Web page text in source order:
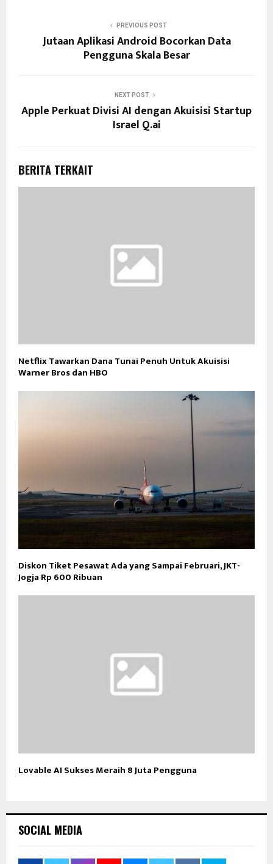
PREVIOUS POST
Jutaan Aplikasi Android Bocorkan Data
Pengguna Skala Besar
NEXT POST
Apple Perkuat Divisi AI dengan Akuisisi Startup
Israel Q.ai
BERITA TERKAIT
Netflix Tawarkan Dana Tunai Penuh Untuk Akuisisi
Warner Bros dan HBO
Diskon Tiket Pesawat Ada yang Sampai Februari, JKT-
Jogja Rp 600 Ribuan
Lovable AI Sukses Meraih 8 Juta Pengguna
SOCIAL MEDIA